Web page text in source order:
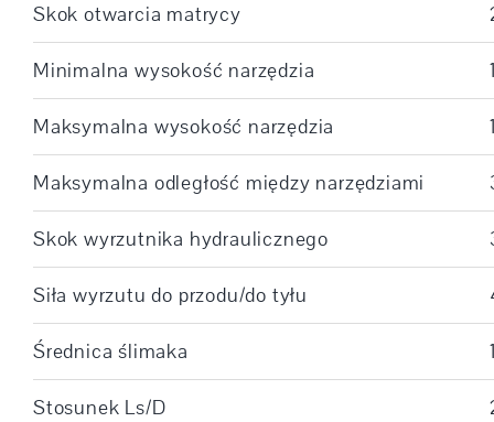
Skok otwarcia matrycy
Minimalna wysokość narzędzia
Maksymalna wysokość narzędzia
Maksymalna odległość między narzędziami
Skok wyrzutnika hydraulicznego
Siła wyrzutu do przodu/do tyłu
Średnica ślimaka
Stosunek Ls/D